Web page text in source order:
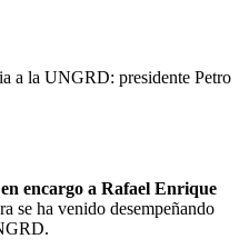
a la UNGRD: presidente Petro
en encargo a Rafael Enrique
se ha venido desempeñando